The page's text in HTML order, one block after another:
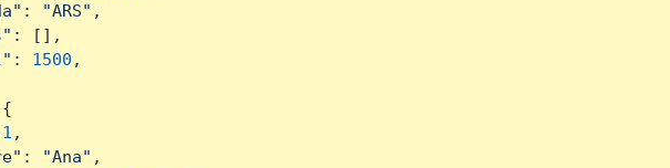
: "ARS" ,
: [],
: 1500 ,
1 ,
: "Ana" ,